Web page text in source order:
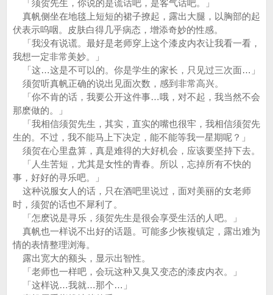
「须贺先生，你说的是谎话吧，是客气话吧。」
真帆侧坐在地毯上短短的裙子撩起，露出大腿，以胸部的起
伏表示呜咽。皮肤白得几乎病态，增添奇妙的性感。
「我没有说谎。最好是老师穿上这个漆皮内衣让我看一看，
我想一定非常美妙。」
「这…这是不可以的。你是学生的家长，只见过三次面…」
须贺听真帆正确的说出见面次数，感到非常高兴。
「你不肯的话，我要公开这件事…哦，对不起，我当然不会
那麽做的。」
「我相信须贺先生，其实，直实的嘴也很牢，我相信须贺先
生的。不过，我不能马上下决定，能不能等我一星期呢？」
须贺在心里盘算，真是难得的大好机会，应该要坚持下去。
「人生苦短，尤其是女性的青春。所以，忘掉所有不快的
事，好好的寻乐吧。」
这种说服女人的话，只在酒吧里说过，面对美丽的女老师
时，须贺的话也不犀利了。
「怎麽说是寻乐，须贺先生是很会享受生活的人吧。」
真帆也一样说不出好的话题。可能多少恢複镇定，露出难为
情的表情整理浏海。
露出宽大的额头，显示出智性。
「老师也一样吧，会玩这种又臭又变态的漆皮内衣。」
「这样说…我就…那个…」